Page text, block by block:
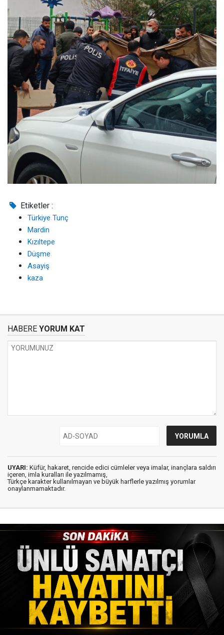
Etiketler :
Türkiye Tunç
Mardin
Kızıltepe
Düşme
Asayiş
kaza
HABERE YORUM KAT
UYARI: Küfür, hakaret, rencide edici cümleler veya imalar, inançlara saldırı
içeren, imla kuralları ile yazılmamış,
Türkçe karakter kullanılmayan ve büyük harflerle yazılmış yorumlar
onaylanmamaktadır.